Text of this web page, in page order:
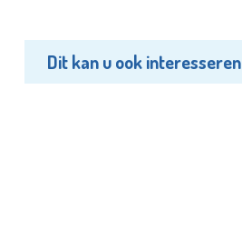
Dit kan u ook interesseren